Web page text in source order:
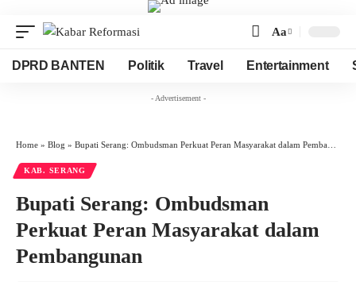
Font
Resizer
Aa
DPRD BANTEN Politik Travel Entertainment
- Advertisement -
Home » Blog » Bupati Serang: Ombudsman Perkuat Peran Masyarakat dalam Pembangunan
KAB. SERANG
Bupati Serang: Ombudsman
Perkuat Peran Masyarakat dalam
Pembangunan